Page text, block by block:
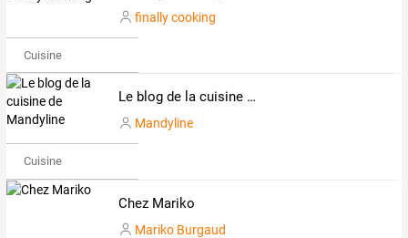
finally cooking
Cuisine
Le blog de la cuisine de Mandyline
Mandyline
Cuisine
Chez Mariko
Mariko Burgaud